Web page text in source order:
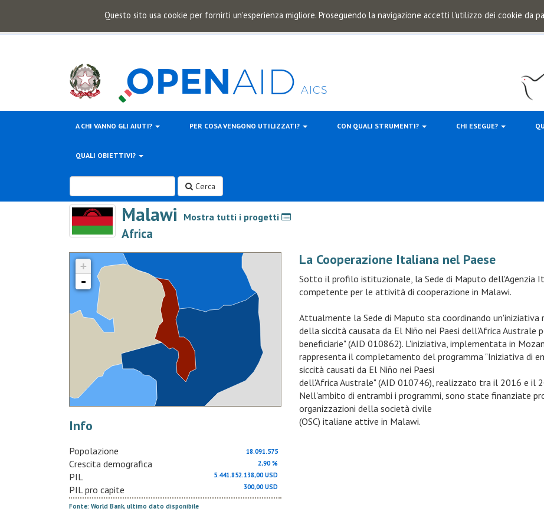
Questo sito usa cookie per fornirti un'esperienza migliore. Proseguendo la navigazione accetti l'utilizzo dei cookie da
A CHI VANNO GLI AIUTI? PER COSA VENGONO UTILIZZATI? CON QUALI STRUMENTI? CHI ESEGUE?
QUALI OBIETTIVI?
Cerca
Malawi Mostra tutti i progetti
>
Africa
+
-
Info
Popolazione 18.091.575
Crescita demografica 2,90 %
PIL 5.441.852.138,00 USD
PIL pro capite 300,00 USD
Fonte: World Bank, ultimo dato disponibile
La Cooperazione Italiana nel Paese
Sotto il profilo istituzionale, la Sede di Maputo dell'Agenzia
competente per le attività di cooperazione in Malawi.
Attualmente la Sede di Maputo sta coordinando
della siccità causata da El Niño nei Paesi dell'Africa
beneficiarie" (AID 010862). L'iniziativa, implementata in
rappresenta il completamento del programma "Iniziativa di
siccità causati da El Niño nei Paesi
dell'Africa Australe" (AID 010746), realizzato tra il 2016 e il
Nell'ambito di entrambi i programmi, sono state finanziate
organizzazioni della società civile
(OSC) italiane attive in Malawi.